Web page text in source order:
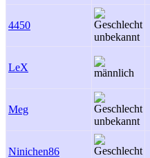
4450
LeX
Meg
Ninichen86